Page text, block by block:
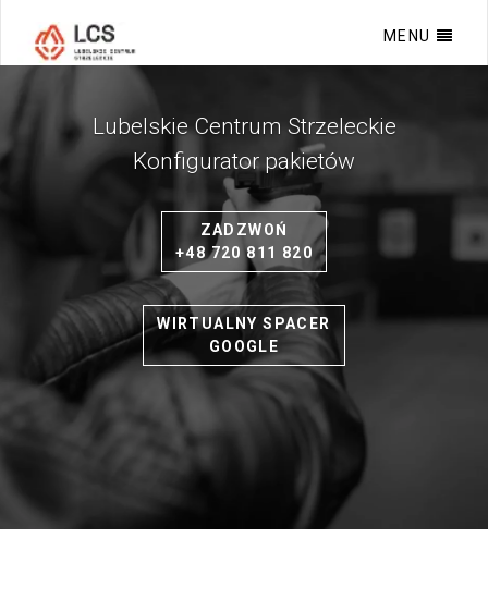
MENU
Lubelskie Centrum Strzeleckie
Konfigurator pakietów
ZADZWOŃ
+48 720 811 820
WIRTUALNY SPACER
GOOGLE